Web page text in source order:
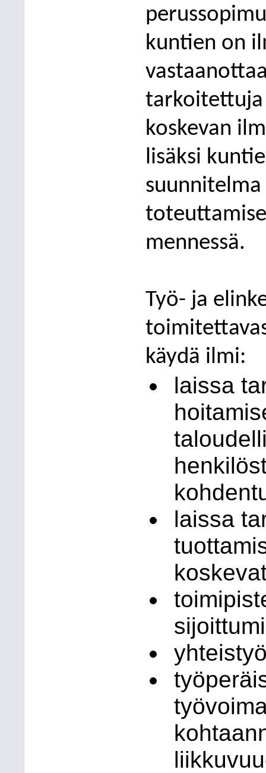
kuntien on
tarkoitettuja
koskevan
lisäksi
mennessä.
Työ- ja
käydä ilmi:
laissa
laissa